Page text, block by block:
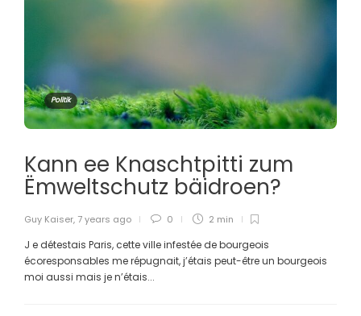
Politik
Kann ee Knaschtpitti zum
Ëmweltschutz bäidroen?
Guy Kaiser, 7 years ago 0 2 min
J e détestais Paris, cette ville infestée de bourgeois
écoresponsables me répugnait, j’étais peut-être un bourgeois
moi aussi mais je n’étais...